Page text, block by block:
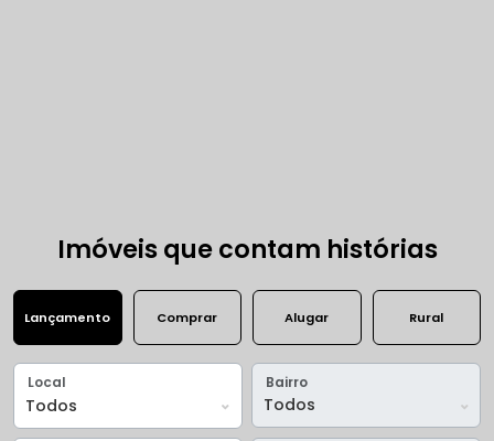
Imóveis que contam histórias
Lançamento Comprar Alugar Rural
Todos
Selecionados
Ambientes
Dormitorios
Local Bairro